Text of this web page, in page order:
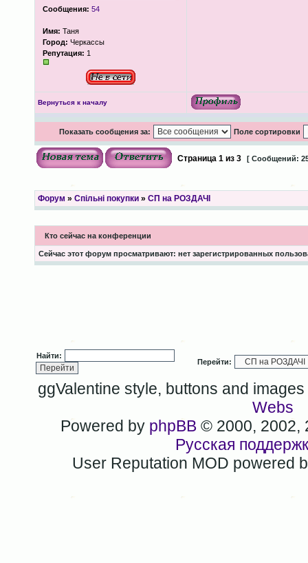
Сообщения: 54
Имя: Таня
Город: Черкассы
Репутация: 1
Вернуться к началу
Показать сообщения за: Поле сортировки
Страница 1из 3 [ Сообщений:
Форум » Спільні покупки» СП на РОЗДАЧІ
Кто сейчас на конференции
Сейчас этот форум просматривают: нет зарегистрированных
Найти:
Перейти:
ggValentine style, buttons and
Webs
Powered by phpBB © 2000, 2002,
Русская
User Reputation MOD powered